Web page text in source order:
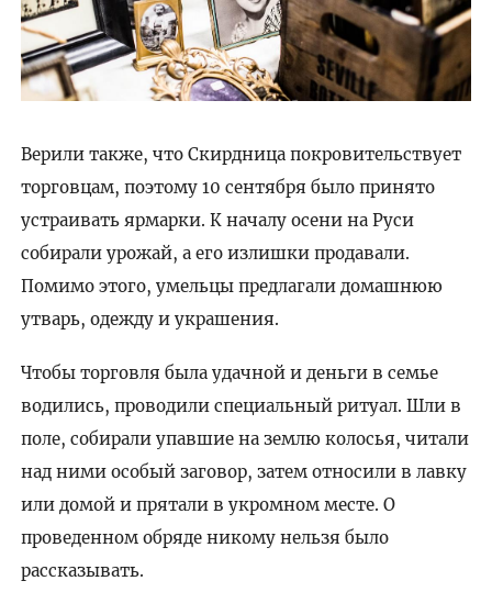
Верили также, что Скирдница покровительствует
торговцам, поэтому 10 сентября было принято
устраивать ярмарки. К началу осени на Руси
собирали урожай, а его излишки продавали.
Помимо этого, умельцы предлагали домашнюю
утварь, одежду и украшения.
Чтобы торговля была удачной и деньги в семье
водились, проводили специальный ритуал. Шли в
поле, собирали упавшие на землю колосья, читали
над ними особый заговор, затем относили в лавку
или домой и прятали в укромном месте. О
проведенном обряде никому нельзя было
рассказывать.